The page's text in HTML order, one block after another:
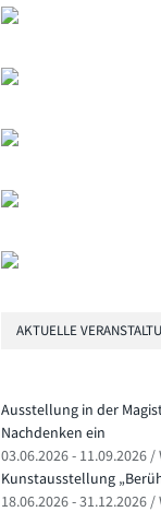
AKTUELLE
Ausstellung in der
Nachdenken ein
03.06.2026 - 11.09.2026
Kunstausstellung
18.06.2026 - 31.12.2026